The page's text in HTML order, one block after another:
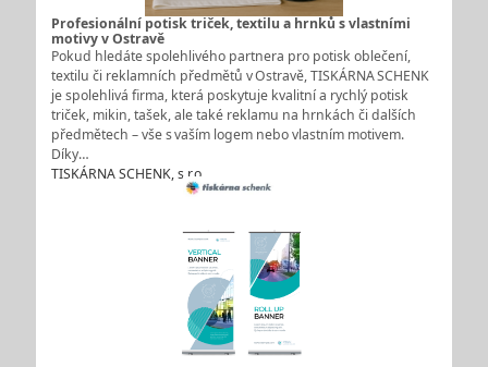
Profesionální potisk triček, textilu a hrnků s vlastními
motivy v Ostravě
Pokud hledáte spolehlivého partnera pro potisk oblečení,
textilu či reklamních předmětů v Ostravě, TISKÁRNA SCHENK
je spolehlivá firma, která poskytuje kvalitní a rychlý potisk
triček, mikin, tašek, ale také reklamu na hrnkách či dalších
předmětech – vše s vaším logem nebo vlastním motivem.
Díky…
TISKÁRNA SCHENK, s.r.o.